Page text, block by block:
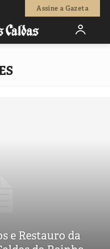
Assine a Gazeta
e Restauro da